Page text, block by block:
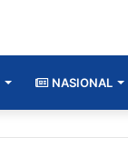
NASIONAL